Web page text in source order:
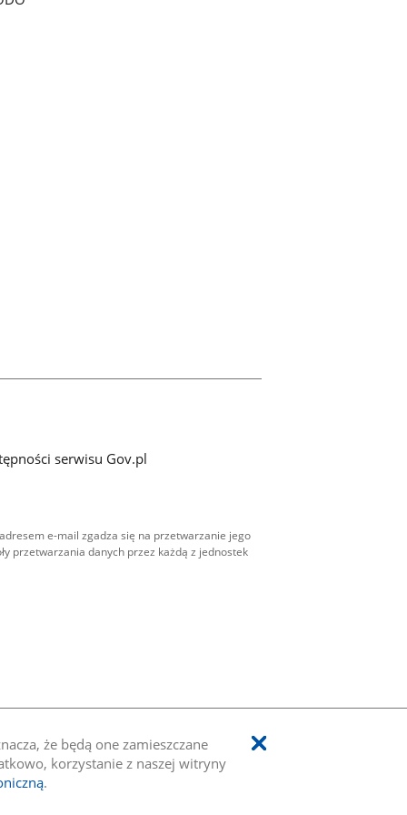
że będą one zamieszczane
korzystanie z naszej witryny
.
serwisu Gov.pl
e-mail zgadza się na przetwarzanie jego
przetwarzania danych przez każdą z jednostek